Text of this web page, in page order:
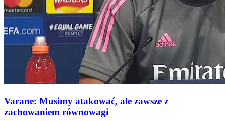
Varane: Musimy atakować, ale zawsze z
zachowaniem równowagi